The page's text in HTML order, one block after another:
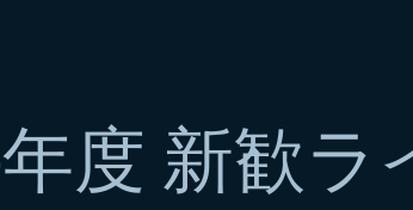
年度 新